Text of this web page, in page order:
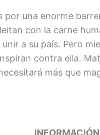
por una enorme
con la carne
a su país. Pero
contra ella.
más que